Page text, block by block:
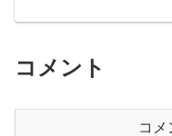
コメント
コメ